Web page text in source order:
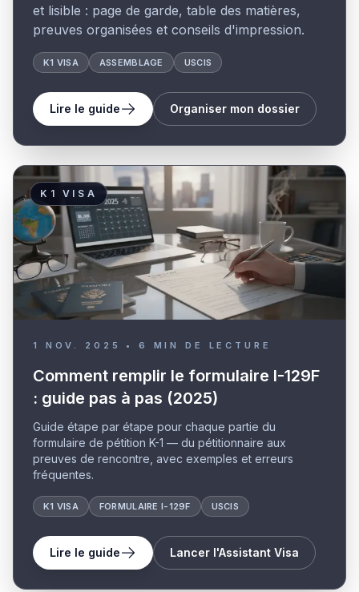
et lisible : page de garde, table des matières,
preuves organisées et conseils d'impression.
K1 VISA ASSEMBLAGE USCIS
Lire le guide Organiser mon dossier
K1 VISA
1 NOV. 2025 • 6 MIN DE LECTURE
Comment remplir le formulaire I-129F
: guide pas à pas (2025)
Guide étape par étape pour chaque partie du
formulaire de pétition K-1 — du pétitionnaire aux
preuves de rencontre, avec exemples et erreurs
fréquentes.
K1 VISA FORMULAIRE I-129F USCIS
Lire le guide Lancer l'Assistant Visa